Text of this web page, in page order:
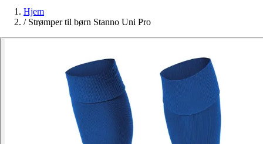
Hjem
/ Strømper til børn Stanno Uni Pro